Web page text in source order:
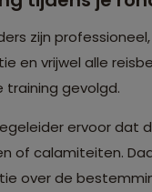
zijn
en vrijwel alle
training gevolgd.
ervoor dat
of calamiteiten.
over de